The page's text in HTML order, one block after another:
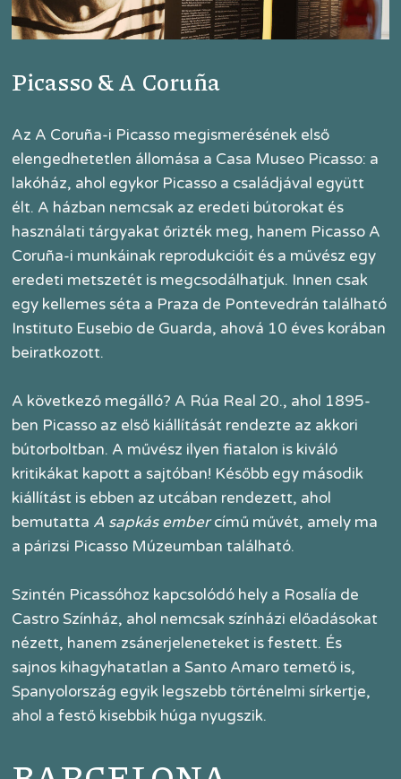
Picasso & A Coruña
Az A Coruña-i Picasso megismerésének első
elengedhetetlen állomása a Casa Museo Picasso: a
lakóház, ahol egykor Picasso a családjával együtt
élt. A házban nemcsak az eredeti bútorokat és
használati tárgyakat őrizték meg, hanem Picasso A
Coruña-i munkáinak reprodukcióit és a művész egy
eredeti metszetét is megcsodálhatjuk. Innen csak
egy kellemes séta a Praza de Pontevedrán található
Instituto Eusebio de Guarda, ahová 10 éves korában
beiratkozott.
A következő megálló? A Rúa Real 20., ahol 1895-
ben Picasso az első kiállítását rendezte az akkori
bútorboltban. A művész ilyen fiatalon is kiváló
kritikákat kapott a sajtóban! Később egy második
kiállítást is ebben az utcában rendezett, ahol
bemutatta A sapkás embercímű művét, amely ma
a párizsi Picasso Múzeumban található.
Szintén Picassóhoz kapcsolódó hely a Rosalía de
Castro Színház, ahol nemcsak színházi előadásokat
nézett, hanem zsánerjeleneteket is festett. És
sajnos kihagyhatatlan a Santo Amaro temető is,
Spanyolország egyik legszebb történelmi sírkertje,
ahol a festő kisebbik húga nyugszik.